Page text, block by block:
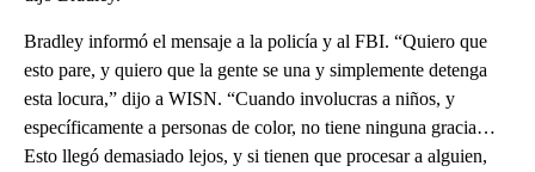
Bradley informó el mensaje a la policía y al FBI. “Quiero que
esto pare, y quiero que la gente se una y simplemente detenga
esta locura,” dijo a WISN. “Cuando involucras a niños, y
específicamente a personas de color, no tiene ninguna gracia…
Esto llegó demasiado lejos, y si tienen que procesar a alguien,